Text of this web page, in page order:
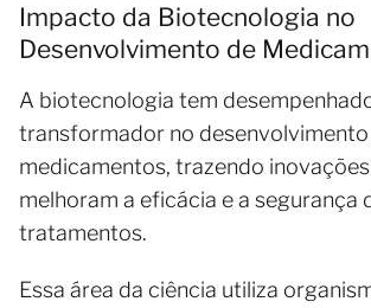
Impacto da Biotecnologia no
Desenvolvimento de
A biotecnologia tem
transformador no
medicamentos, trazendo
melhoram a eficácia e a segurança
tratamentos.
Essa área da ciência utiliza